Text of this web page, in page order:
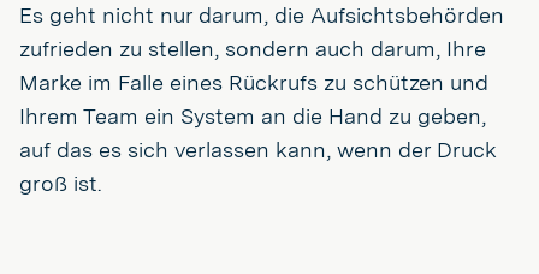
Es geht nicht nur darum, die Aufsichtsbehörden
zufrieden zu stellen, sondern auch darum, Ihre
Marke im Falle eines Rückrufs zu schützen und
Ihrem Team ein System an die Hand zu geben,
auf das es sich verlassen kann, wenn der Druck
groß ist.